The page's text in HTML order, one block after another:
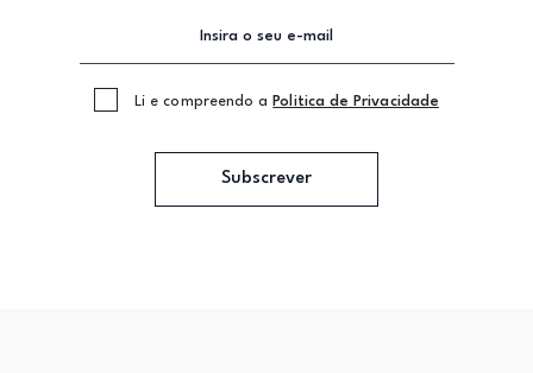
Li e compreendo a Politica de Privacidade
Subscrever